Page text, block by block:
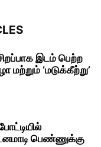
இடம் பெற்ற
மற்றும் ‘மடுக்கீற்று’
பெண்ணுக்கு